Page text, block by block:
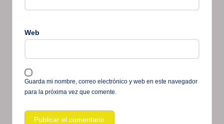
Web
Guarda mi nombre, correo electrónico y web en este navegador
para la próxima vez que comente.